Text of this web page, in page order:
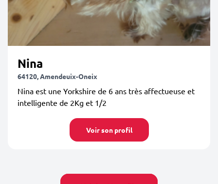
Nina
64120, Amendeuix-Oneix
Nina est une Yorkshire de 6 ans très affectueuse et
intelligente de 2Kg et 1/2
Voir son profil